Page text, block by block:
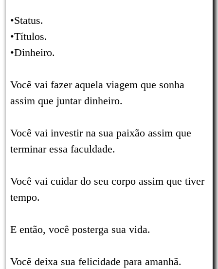
•Status.
•Títulos.
•Dinheiro.
Você vai fazer aquela viagem que sonha
assim que juntar dinheiro.
Você vai investir na sua paixão assim que
terminar essa faculdade.
Você vai cuidar do seu corpo assim que tiver
tempo.
E então, você posterga sua vida.
Você deixa sua felicidade para amanhã.